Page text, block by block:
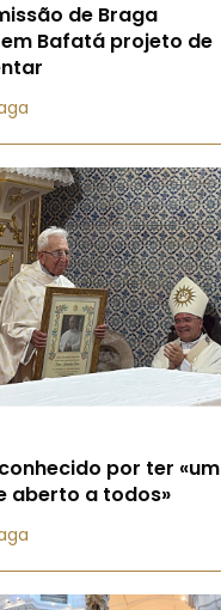
de Braga
Bafatá projeto de
por ter «um
aberto a todos»